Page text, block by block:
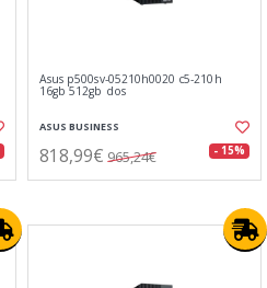
Asus p500sv-05210h0020 c5-210h
16gb 512gb dos
ASUS BUSINESS
818,99€ 965,24€ - 15%